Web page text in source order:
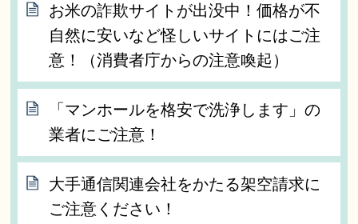
お米の詐欺サイトが出没中！価格が不
自然に安いなど怪しいサイトにはご注
意！（消費者庁からの注意喚起）
「マンホールを格安で洗浄します」の
業者にご注意！
大手通信関連会社をかたる架空請求に
ご注意ください！